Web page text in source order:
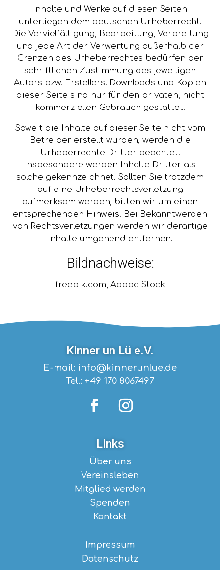
Inhalte und Werke auf diesen Seiten
unterliegen dem deutschen Urheberrecht.
Die Vervielfältigung, Bearbeitung, Verbreitung
und jede Art der Verwertung außerhalb der
Grenzen des Urheberrechtes bedürfen der
schriftlichen Zustimmung des jeweiligen
Autors bzw. Erstellers. Downloads und Kopien
dieser Seite sind nur für den privaten, nicht
kommerziellen Gebrauch gestattet.
Soweit die Inhalte auf dieser Seite nicht vom
Betreiber erstellt wurden, werden die
Urheberrechte Dritter beachtet.
Insbesondere werden Inhalte Dritter als
solche gekennzeichnet. Sollten Sie trotzdem
auf eine Urheberrechtsverletzung
aufmerksam werden, bitten wir um einen
entsprechenden Hinweis. Bei Bekanntwerden
von Rechtsverletzungen werden wir derartige
Inhalte umgehend entfernen.
Bildnachweise:
freepik.com, Adobe Stock
Kinner un Lü e.V.
E-mail: info@kinnerunlue.de
Tel.: +49 170 8067497
Links
Über uns
Vereinsleben
Mitglied werden
Spenden
Kontakt
Impressum
Datenschutz